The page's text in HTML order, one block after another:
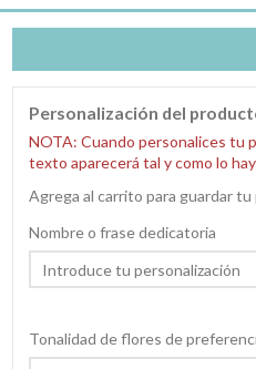
Personalización del
NOTA: Cuando personalices tu
texto aparecerá tal y como lo
Agrega al carrito para guardar tu
Nombre o frase dedicatoria
Tonalidad de flores de